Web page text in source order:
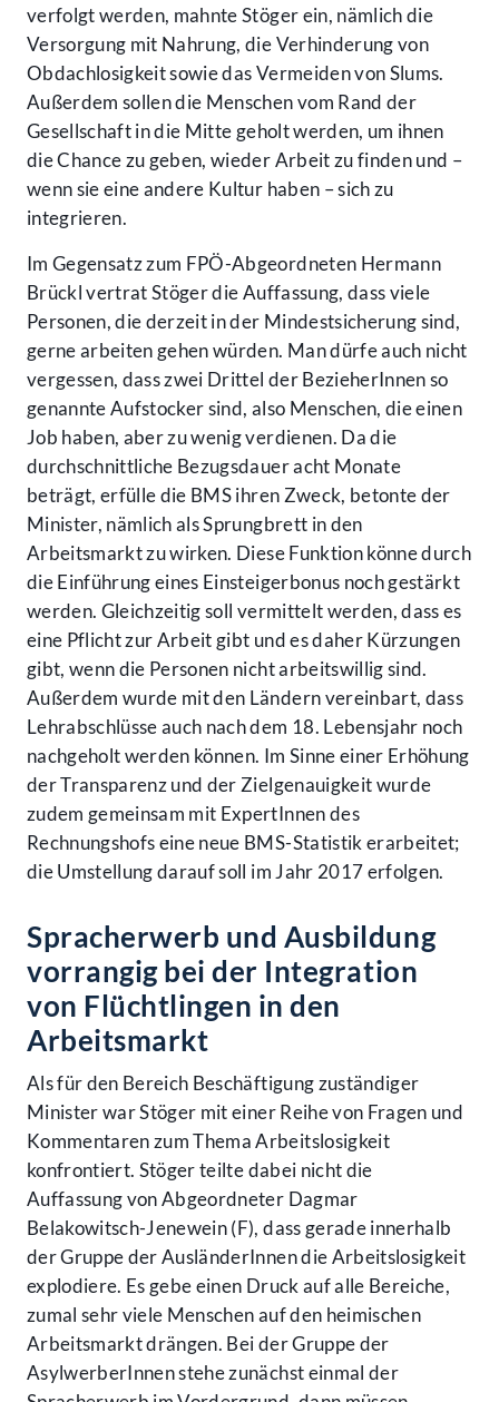
verfolgt werden, mahnte Stöger ein, nämlich die
Versorgung mit Nahrung, die Verhinderung von
Obdachlosigkeit sowie das Vermeiden von Slums.
Außerdem sollen die Menschen vom Rand der
Gesellschaft in die Mitte geholt werden, um ihnen
die Chance zu geben, wieder Arbeit zu finden und –
wenn sie eine andere Kultur haben – sich zu
integrieren.
Im Gegensatz zum FPÖ-Abgeordneten Hermann
Brückl vertrat Stöger die Auffassung, dass viele
Personen, die derzeit in der Mindestsicherung sind,
gerne arbeiten gehen würden. Man dürfe auch nicht
vergessen, dass zwei Drittel der BezieherInnen so
genannte Aufstocker sind, also Menschen, die einen
Job haben, aber zu wenig verdienen. Da die
durchschnittliche Bezugsdauer acht Monate
beträgt, erfülle die BMS ihren Zweck, betonte der
Minister, nämlich als Sprungbrett in den
Arbeitsmarkt zu wirken. Diese Funktion könne durch
die Einführung eines Einsteigerbonus noch gestärkt
werden. Gleichzeitig soll vermittelt werden, dass es
eine Pflicht zur Arbeit gibt und es daher Kürzungen
gibt, wenn die Personen nicht arbeitswillig sind.
Außerdem wurde mit den Ländern vereinbart, dass
Lehrabschlüsse auch nach dem 18. Lebensjahr noch
nachgeholt werden können. Im Sinne einer Erhöhung
der Transparenz und der Zielgenauigkeit wurde
zudem gemeinsam mit ExpertInnen des
Rechnungshofs eine neue BMS-Statistik erarbeitet;
die Umstellung darauf soll im Jahr 2017 erfolgen.
Spracherwerb und Ausbildung
vorrangig bei der Integration
von Flüchtlingen in den
Arbeitsmarkt
Als für den Bereich Beschäftigung zuständiger
Minister war Stöger mit einer Reihe von Fragen und
Kommentaren zum Thema Arbeitslosigkeit
konfrontiert. Stöger teilte dabei nicht die
Auffassung von Abgeordneter Dagmar
Belakowitsch-Jenewein (F), dass gerade innerhalb
der Gruppe der AusländerInnen die Arbeitslosigkeit
explodiere. Es gebe einen Druck auf alle Bereiche,
zumal sehr viele Menschen auf den heimischen
Arbeitsmarkt drängen. Bei der Gruppe der
AsylwerberInnen stehe zunächst einmal der